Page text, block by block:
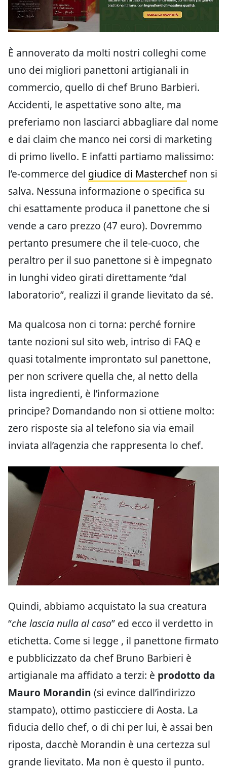
È annoverato da molti nostri colleghi come
uno dei migliori panettoni artigianali in
commercio, quello di chef Bruno Barbieri.
Accidenti, le aspettative sono alte, ma
preferiamo non lasciarci abbagliare dal nome
e dai claim che manco nei corsi di marketing
di primo livello. E infatti partiamo malissimo:
l’e-commerce del giudice di Masterchefnon si
salva. Nessuna informazione o specifica su
chi esattamente produca il panettone che si
vende a caro prezzo (47 euro). Dovremmo
pertanto presumere che il tele-cuoco, che
peraltro per il suo panettone si è impegnato
in lunghi video girati direttamente “dal
laboratorio”, realizzi il grande lievitato da sé.
Ma qualcosa non ci torna: perché fornire
tante nozioni sul sito web, intriso di FAQ e
quasi totalmente improntato sul panettone,
per non scrivere quella che, al netto della
lista ingredienti, è l’informazione
principe? Domandando non si ottiene molto:
zero risposte sia al telefono sia via email
inviata all’agenzia che rappresenta lo chef.
Quindi, abbiamo acquistato la sua creatura
“che lascia nulla al caso” ed ecco il verdetto in
etichetta. Come si legge , il panettone firmato
e pubblicizzato da chef Bruno Barbieri è
artigianale ma affidato a terzi: è prodotto da
Mauro Morandin (si evince dall’indirizzo
stampato), ottimo pasticciere di Aosta. La
fiducia dello chef, o di chi per lui, è assai ben
riposta, dacchè Morandin è una certezza sul
grande lievitato. Ma non è questo il punto.